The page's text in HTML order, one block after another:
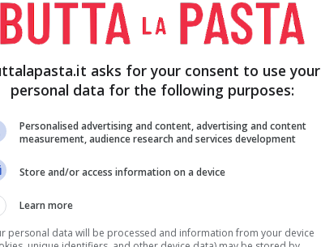
asks for your consent to use your
personal data for the following purposes:
Personalised advertising and content, advertising and content
measurement, audience research and services development
Store and/or access information on a device
Learn more
personal data will be processed and information from your device